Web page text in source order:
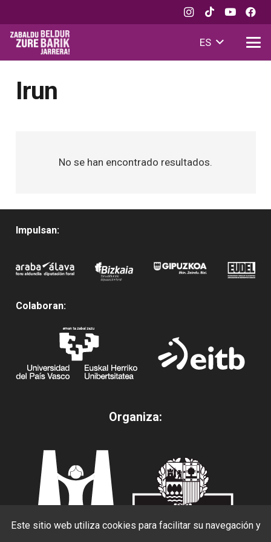
ES
Irun
No se han encontrado resultados.
Impulsan:
Colaboran:
Organiza:
Este sitio web utiliza cookies para facilitar su navegación y